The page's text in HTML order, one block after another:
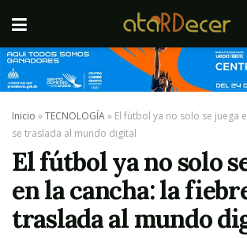
Inicio »TECNOLOGÍA» El fútbol ya no solo se juega
se traslada al mundo digital
El fútbol ya no solo
en la cancha: la
traslada al mundo